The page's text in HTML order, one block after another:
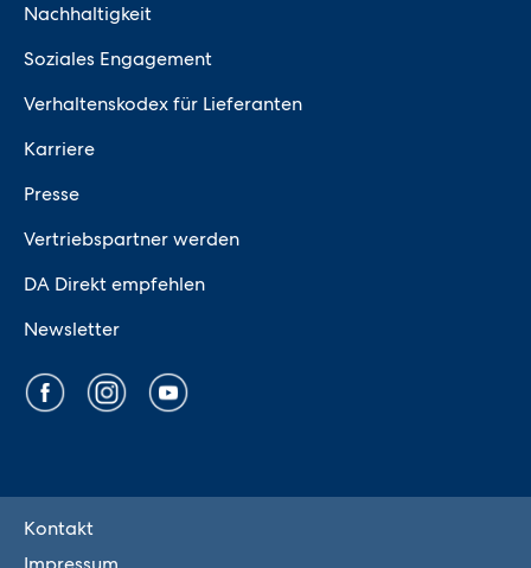
Nachhaltigkeit
Soziales Engagement
Verhaltenskodex für Lieferanten
Karriere
Presse
Vertriebspartner werden
DA Direkt empfehlen
Newsletter
Kontakt